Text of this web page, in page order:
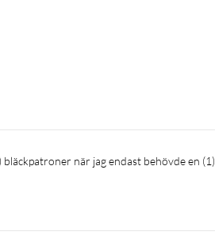
bläckpatroner när jag endast behövde en (1)